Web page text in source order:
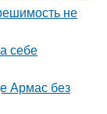
не
себе
Армас без